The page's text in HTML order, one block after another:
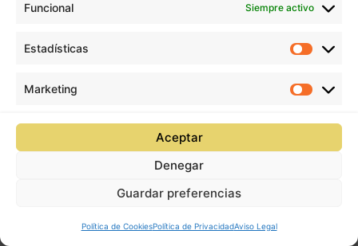
Funcional Siempre activo
Estadísticas
Marketing
Aceptar
Denegar
Guardar preferencias
Política de CookiesPolítica de PrivacidadAviso Legal